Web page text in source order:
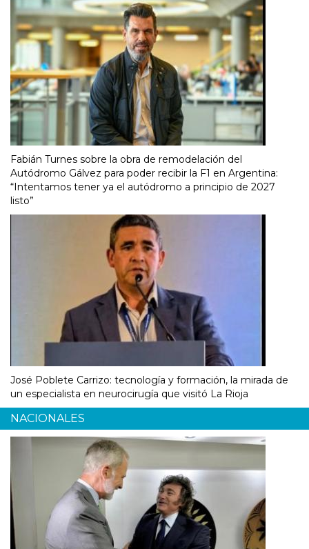
Fabián Turnes sobre la obra de remodelación del
Autódromo Gálvez para poder recibir la F1 en Argentina:
“Intentamos tener ya el autódromo a principio de 2027
listo”
José Poblete Carrizo: tecnología y formación, la mirada de
un especialista en neurocirugía que visitó La Rioja
NACIONALES